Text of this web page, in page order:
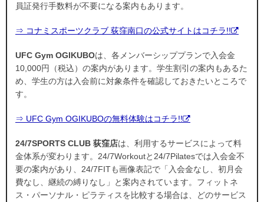
員証発行手数料が不要になる案内もあります。
⇒ コナミスポーツクラブ 荻窪南口の公式サイトはコチラ!!
UFC Gym OGIKUBOは、各メンバーシッププランで入会金
10,000円（税込）の案内があります。学生割引の案内もあるた
め、学生の方は入会前に対象条件を確認しておきたいところで
す。
⇒ UFC Gym OGIKUBOの無料体験はコチラ!!
24/7SPORTS CLUB 荻窪店は、利用するサービスによって料
金体系が変わります。24/7Workoutと24/7Pilatesでは入会金不
要の案内があり、24/7FITも画像表記で「入会金なし、初月会
費なし、継続の縛りなし」と案内されています。フィットネ
ス・パーソナル・ピラティスを比較する場合は、どのサービス